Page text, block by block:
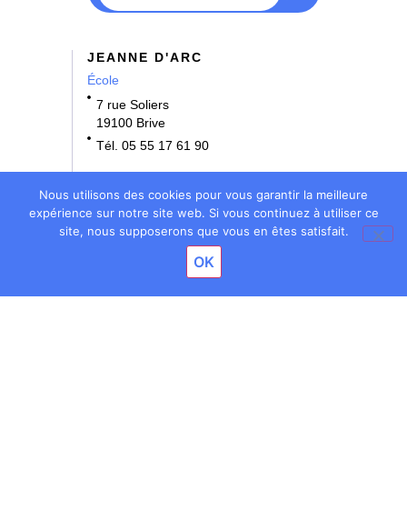
JEANNE D'ARC
École
7 rue Soliers
19100 Brive
Tél. 05 55 17 61 90
École • Collège
3 rue Bernard Denoix
Nous utilisons des cookies pour vous garantir la meilleure
expérience sur notre site web. Si vous continuez à utiliser ce
site, nous supposerons que vous en êtes satisfait.
OK